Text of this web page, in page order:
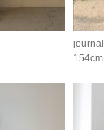
154cm